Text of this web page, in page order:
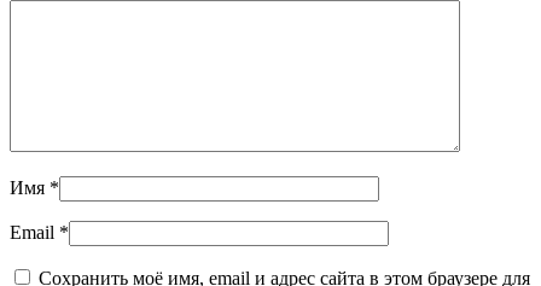
Имя *
Email *
Сохранить моё имя, email и адрес сайта в этом браузере для